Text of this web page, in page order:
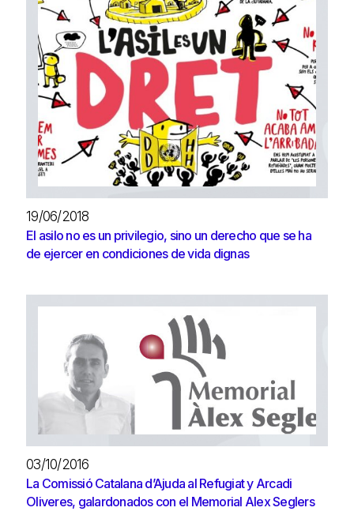
19/06/2018
El asilo no es un privilegio, sino un derecho que se ha
de ejercer en condiciones de vida dignas
03/10/2016
La Comissió Catalana d’Ajuda al Refugiat y Arcadi
Oliveres, galardonados con el Memorial Alex Seglers